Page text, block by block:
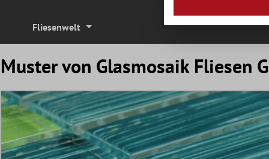
Fliesenwelt
Muster von Glasmosaik Fliesen